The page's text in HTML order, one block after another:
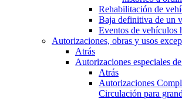
Rehabilitación de
Baja definitiva de un
Eventos de vehículos
Autorizaciones, obras y usos
Atrás
Autorizaciones especiales
Atrás
Autorizaciones
Circulación para